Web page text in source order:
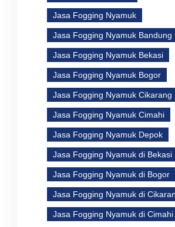
Jasa Fogging Nyamuk
Jasa Fogging Nyamuk Bandung
Jasa Fogging Nyamuk Bekasi
Jasa Fogging Nyamuk Bogor
Jasa Fogging Nyamuk Cikarang
Jasa Fogging Nyamuk Cimahi
Jasa Fogging Nyamuk Depok
Jasa Fogging Nyamuk di Bekasi
Jasa Fogging Nyamuk di Bogor
Jasa Fogging Nyamuk di
Jasa Fogging Nyamuk di Cimahi